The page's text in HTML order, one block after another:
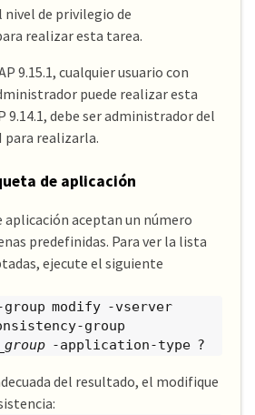
nivel de privilegio de
realizar esta tarea.
9.15.1, cualquier usuario con
puede realizar esta
9.14.1, debe ser administrador del
para realizarla.
de aplicación
aplicación aceptan un número
predefinidas. Para ver la lista
ejecute el siguiente
modify -vserver
group
-application-type ?
del resultado, el modifique